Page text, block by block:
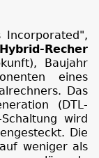
Incorporated",
Hybrid-Recher
Baujahr
eines
Das
(DTL-
wird
Die
weniger als